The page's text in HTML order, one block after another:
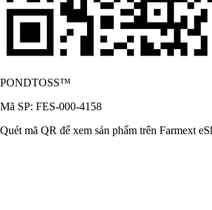
PONDTOSS™
Mã SP: FES-000-4158
Quét mã QR để xem sản phẩm trên Farmext